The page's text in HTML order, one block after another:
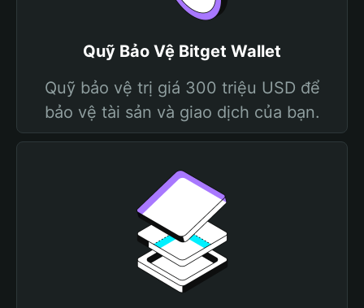
Quỹ Bảo Vệ Bitget Wallet
Quỹ bảo vệ trị giá 300 triệu USD để
bảo vệ tài sản và giao dịch của bạn.